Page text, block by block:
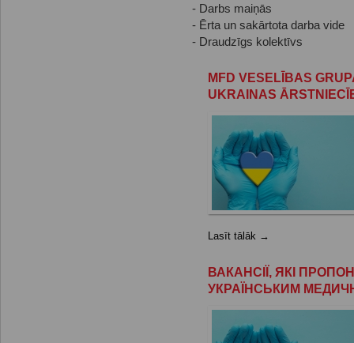
- Darbs maiņās
- Ērta un sakārtota darba vide
- Draudzīgs kolektīvs
MFD VESELĪBAS
UKRAINAS
Lasīt tālāk →
ВАКАНСІЇ, ЯКІ
УКРАЇНСЬКИМ